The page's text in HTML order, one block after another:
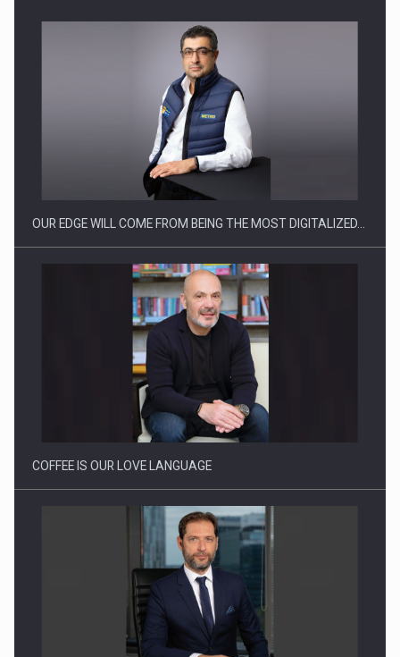
CEO Conference - Shaping The Future - Technology and…
Webinar - Business Evolution-RETHINK STRATEGY-Finantare
Investitii Digitalizare
OUR EDGE WILL COME FROM BEING THE MOST DIGITALIZED…
COFFEE IS OUR LOVE LANGUAGE